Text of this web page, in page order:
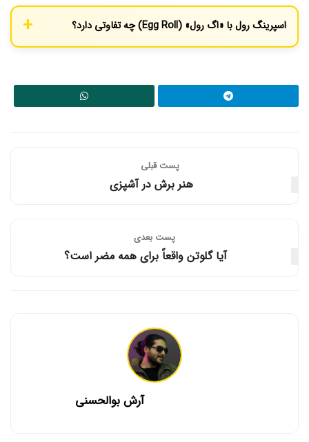
در فر یا دستگاه هواپز (Air Fryer) با مقدار کمی روغن بپزید تا ترد و
طلایی اما کم‌چرب‌تر شوند.
اسپرینگ رول با «اگ رول» (Egg Roll) چه تفاوتی دارد؟
به کار می‌رود) و معمولاً بزرگ‌تر و پرملات‌تر از اسپرینگ رول‌های سنتی
پست قبلی
هنر برش در آشپزی
پست‌ بعدی
آیا گلوتن واقعاً برای همه مضر است؟
آرش بوالحسنی